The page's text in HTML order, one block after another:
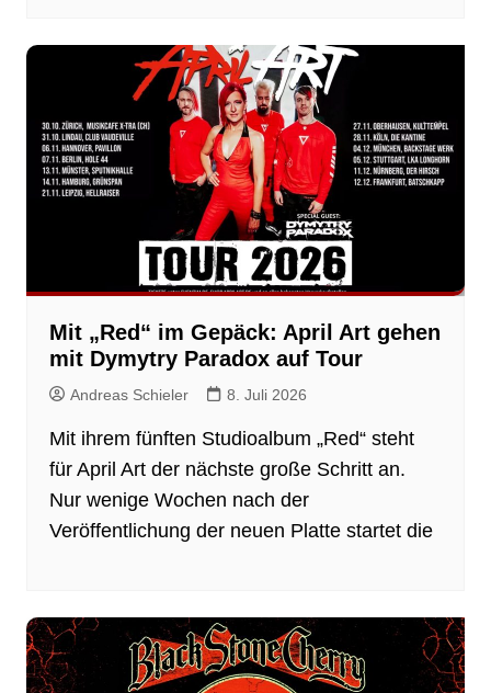
Mit „Red“ im Gepäck: April Art gehen
mit Dymytry Paradox auf Tour
Andreas Schieler 8. Juli 2026
Mit ihrem fünften Studioalbum „Red“ steht
für April Art der nächste große Schritt an.
Nur wenige Wochen nach der
Veröffentlichung der neuen Platte startet die